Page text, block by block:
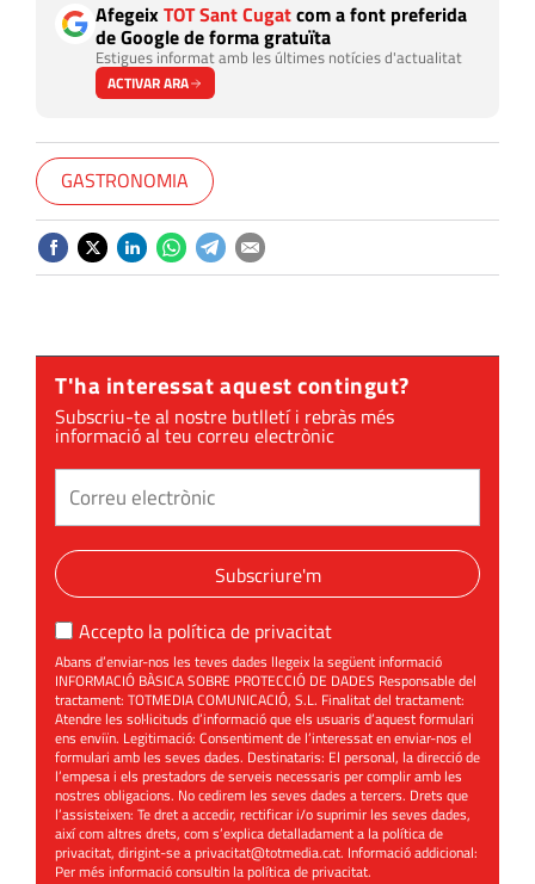
AfegeixTOT Sant Cugatcom a font preferida
de Google de forma gratuïta
Estigues informat amb les últimes notícies d'actualitat
ACTIVAR ARA
GASTRONOMIA
T'ha interessat aquest contingut?
Subscriu-te al nostre butlletí i rebràs més
informació al teu correu electrònic
Subscriure'm
Accepto la política de privacitat
Abans d’enviar-nos les teves dades llegeix la següent informació
INFORMACIÓ BÀSICA SOBRE PROTECCIÓ DE DADES Responsable del
tractament: TOTMEDIA COMUNICACIÓ, S.L. Finalitat del tractament:
Atendre les sol·licituds d’informació que els usuaris d’aquest formulari
ens enviïn. Legitimació: Consentiment de l’interessat en enviar-nos el
formulari amb les seves dades. Destinataris: El personal, la direcció de
l’empesa i els prestadors de serveis necessaris per complir amb les
nostres obligacions. No cedirem les seves dades a tercers. Drets que
l’assisteixen: Te dret a accedir, rectificar i/o suprimir les seves dades,
així com altres drets, com s’explica detalladament a la política de
privacitat, dirigint-se aprivacitat@totmedia.cat. Informació addicional:
Per més informació consultin lapolítica de privacitat.